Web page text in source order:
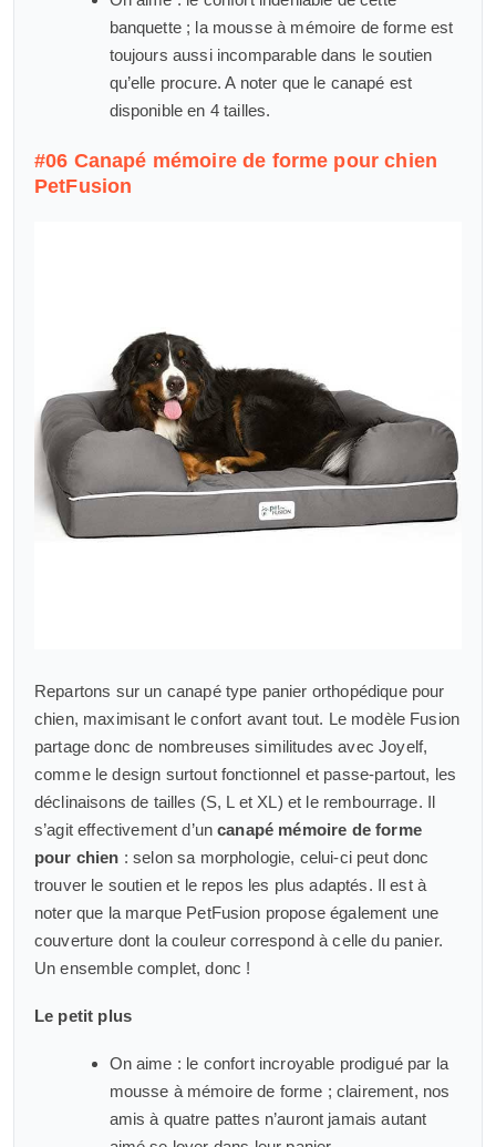
banquette ; la mousse à mémoire de forme est
toujours aussi incomparable dans le soutien
qu’elle procure. A noter que le canapé est
disponible en 4 tailles.
#06 Canapé mémoire de forme pour chien
PetFusion
Repartons sur un canapé type panier orthopédique pour
chien, maximisant le confort avant tout. Le modèle Fusion
partage donc de nombreuses similitudes avec Joyelf,
comme le design surtout fonctionnel et passe-partout, les
déclinaisons de tailles (S, L et XL) et le rembourrage. Il
s’agit effectivement d’uncanapé mémoire de forme
pour chien : selon sa morphologie, celui-ci peut donc
trouver le soutien et le repos les plus adaptés. Il est à
noter que la marque PetFusion propose également une
couverture dont la couleur correspond à celle du panier.
Un ensemble complet, donc !
Le petit plus
On aime : le confort incroyable prodigué par la
mousse à mémoire de forme ; clairement, nos
amis à quatre pattes n’auront jamais autant